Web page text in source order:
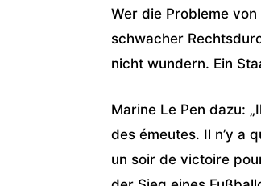
Wer die Probleme
schwacher
nicht wundern. Ein
Marine Le Pen dazu:
des émeutes. Il n’y a
un soir de victoire